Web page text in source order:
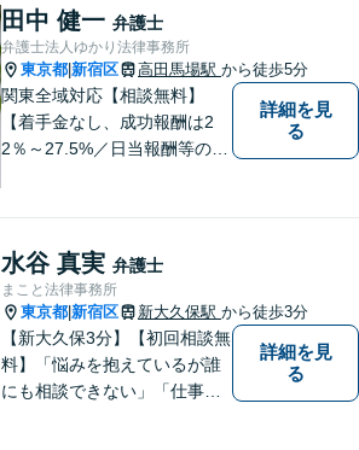
あり。〈民事事件〉もご依頼
者の気持ちに寄り添い、ベス
トな解決策を導き出します。
田中 健一 弁護士
弁護士法人ゆかり法律事務所
東京都 新宿区 高田馬場駅 から徒歩5分
関東全域対応【相談無料】
【着手金なし、成功報酬は2
2％～27.5%／日当報酬等の追
かつ適切な解決を実現しま
す。 親切丁寧な対応を心掛け
ております。
詳細を見
る
水谷 真実 弁護士
まこと法律事務所
東京都 新宿区 新大久保駅 から徒歩3分
【新大久保3分】【初回相談無
料】「悩みを抱えているが誰
にも相談できない」「仕事が
詳細を見
る